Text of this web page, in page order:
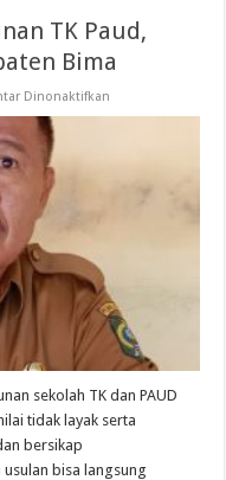
TK Paud,
Bima
Dinonaktifkan
sekolah TK dan PAUD
tidak layak serta
bersikap
bisa langsung